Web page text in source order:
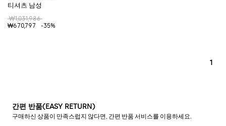
티셔츠 남성
₩1,031,986
₩670,797
-35%
1
간편 반품(EASY RETURN)
구매하신 상품이 만족스럽지 않다면, 간편 반품 서비스를 이용하세요.